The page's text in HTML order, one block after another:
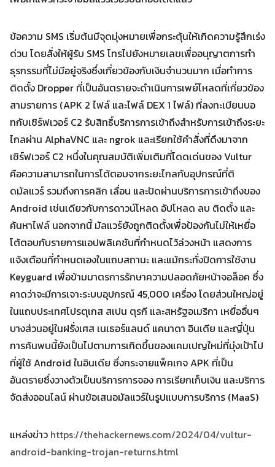
Search
for:
Search
ข้อความ SMS เริ่มต้นมีจุดมุ่งหมายเพื่อกระตุ้นให้เกิดความรู้สึกเร่ง
ด่วน โดยสั่งให้ผู้รับ SMS โทรไปยังหมายเลขเพื่ออนุญาตการทำ
ธุรกรรมที่ไม่มีอยู่จริงซึ่งเกี่ยวข้องกับเงินจำนวนมาก เมื่อทำการ
ติดตั้ง Dropper ที่เป็นอันตรายจะดำเนินการเพย์โหลดที่เกี่ยวข้อง
สามรายการ (APK 2 ไฟล์ และไฟล์ DEX 1 ไฟล์) ที่ลงทะเบียนบอ
ทกับเซิร์ฟเวอร์ C2 รับสิทธิ์บริการการเข้าถึงสำหรับการเข้าถึงระยะ
ไกลผ่าน AlphaVNC และ ngrok และเรียกใช้คำสั่งที่ดึงมาจาก
เซิร์ฟเวอร์ C2 หนึ่งในคุณสมบัติเพิ่มเติมที่โดดเด่นของ Vultur
คือความสามารถในการโต้ตอบจากระยะไกลกับอุปกรณ์ที่ติ
ดมัลแวร์ รวมถึงการคลิก เลื่อน และปัดผ่านบริการการเข้าถึงของ
Android เช่นเดียวกับการดาวน์โหลด อัปโหลด ลบ ติดตั้ง และ
ค้นหาไฟล์ นอกจากนี้ มัลแวร์ยังถูกติดตั้งเพื่อป้องกันไม่ให้เหยื่อ
โต้ตอบกับรายการแอปพลิเคชันที่กำหนดไว้ล่วงหน้า แสดงการ
แจ้งเตือนที่กำหนดเองในแถบสถานะ และแม้กระทั่งปิดการใช้งาน
Keyguard เพื่อข้ามมาตรการรักษาความปลอดภัยหน้าจอล็อค ซึ่ง
คาดว่าจะมีการเจาะระบบอุปกรณ์ 45,000 เครื่อง โดยส่วนใหญ่อยู่
ในแถบประเทศโปรตุเกส สเปน ตุรกี และสหรัฐอเมริกา เหยื่ออื่นๆ
บางส่วนอยู่ในฝรั่งเศส เนเธอร์แลนด์ แคนาดา อินเดีย และญี่ปุ่น
การค้นพบนี้ยังเป็นไปตามการเกิดขึ้นของแคมเปญใหม่ที่มุ่งเป้าไป
ที่ผู้ใช้ Android ในอินเดีย ซึ่งกระจายแพ็คเกจ APK ที่เป็น
อันตรายซึ่งวางตัวเป็นบริการการจอง การเรียกเก็บเงิน และบริการ
จัดส่งออนไลน์ ผ่านข้อเสนอมัลแวร์ในรูปแบบการบริการ (MaaS)
แหล่งข่าว https://thehackernews.com/2024/04/vultur-
android-banking-trojan-returns.html